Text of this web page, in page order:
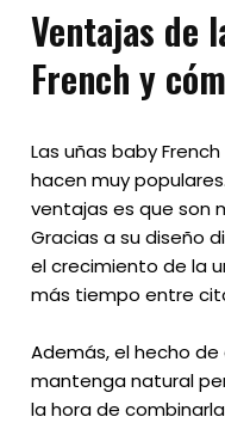
Ventajas de
French y
Las uñas baby
hacen muy
ventajas es que son
Gracias a su diseño
el crecimiento de la
más tiempo entre
Además, el hecho
mantenga natural
la hora de